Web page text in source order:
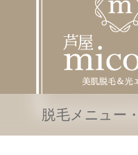
脱毛メニュー